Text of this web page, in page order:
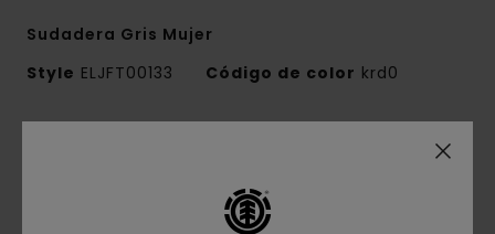
Sudadera Gris Mujer
Style ELJFT00133 Código de color krd0
tejido de felpa cepillada de 50%
algodón reciclado, 30% algodón y 20% poliéster